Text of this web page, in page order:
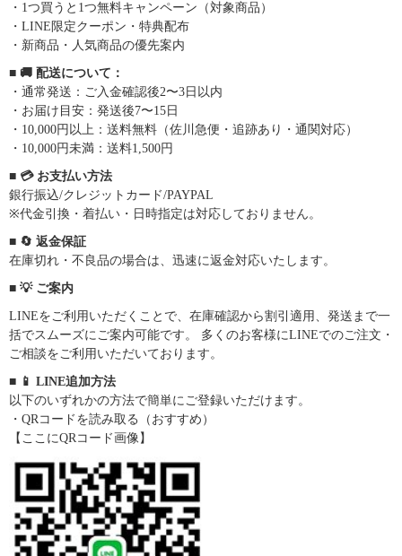
・1つ買うと1つ無料キャンペーン（対象商品）
・LINE限定クーポン・特典配布
・新商品・人気商品の優先案内
■ 🚚 配送について：
・通常発送：ご入金確認後2〜3日以内
・お届け目安：発送後7〜15日
・10,000円以上：送料無料（佐川急便・追跡あり・通関対応）
・10,000円未満：送料1,500円
■ 💳 お支払い方法
銀行振込/クレジットカード/PAYPAL
※代金引換・着払い・日時指定は対応しておりません。
■ 🔄 返金保証
在庫切れ・不良品の場合は、迅速に返金対応いたします。
■ 💡 ご案内
LINEをご利用いただくことで、在庫確認から割引適用、発送まで一
括でスムーズにご案内可能です。 多くのお客様にLINEでのご注文・
ご相談をご利用いただいております。
■ 📱 LINE追加方法
以下のいずれかの方法で簡単にご登録いただけます。
・QRコードを読み取る（おすすめ）
【ここにQRコード画像】